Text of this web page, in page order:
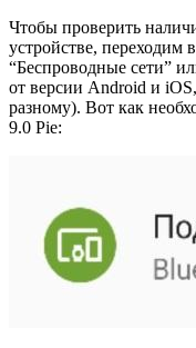
Чтобы проверить
устройстве, переходим
“Беспроводные сети”
от версии Android и
разному). Вот как
9.0 Pie: